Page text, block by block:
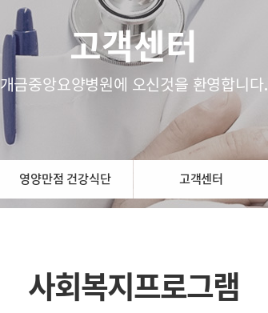
영양만점 건강식단 고객센터
고객센터
개금중앙요양병원에 오신것을 환영합니다.
사회복지프로그램